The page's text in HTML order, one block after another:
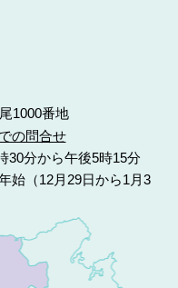
1000番地
の問合せ
30分から午後5時15分
始（12月29日から1月3